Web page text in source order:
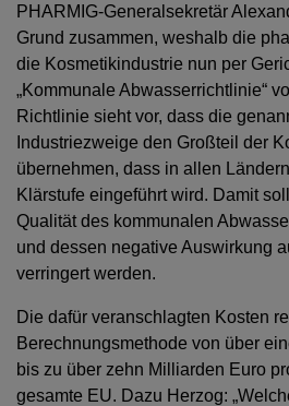
PHARMIG-Generalsekretär
Grund zusammen, weshalb die
die Kosmetikindustrie nun per
„Kommunale Abwasserrichtlinie“
Richtlinie sieht vor, dass die
Industriezweige den Großteil der
übernehmen, dass in allen
Klärstufe eingeführt wird. Damit
Qualität des kommunalen
und dessen negative Auswirkung
verringert werden.
Die dafür veranschlagten Kosten
Berechnungsmethode von über
bis zu über zehn Milliarden Euro
gesamte EU. Dazu Herzog: